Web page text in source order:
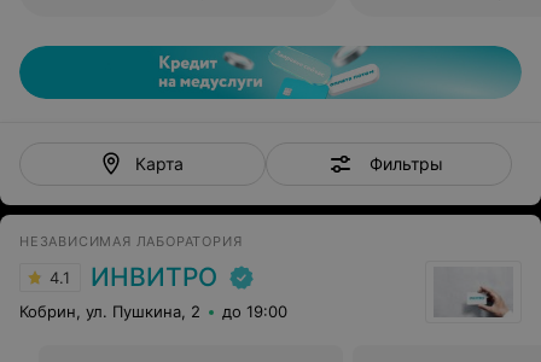
Карта Фильтры
НЕЗАВИСИМАЯ ЛАБОРАТОРИЯ
4.1 ИНВИТРО
Кобрин, ул. Пушкина, 2 до 19:00